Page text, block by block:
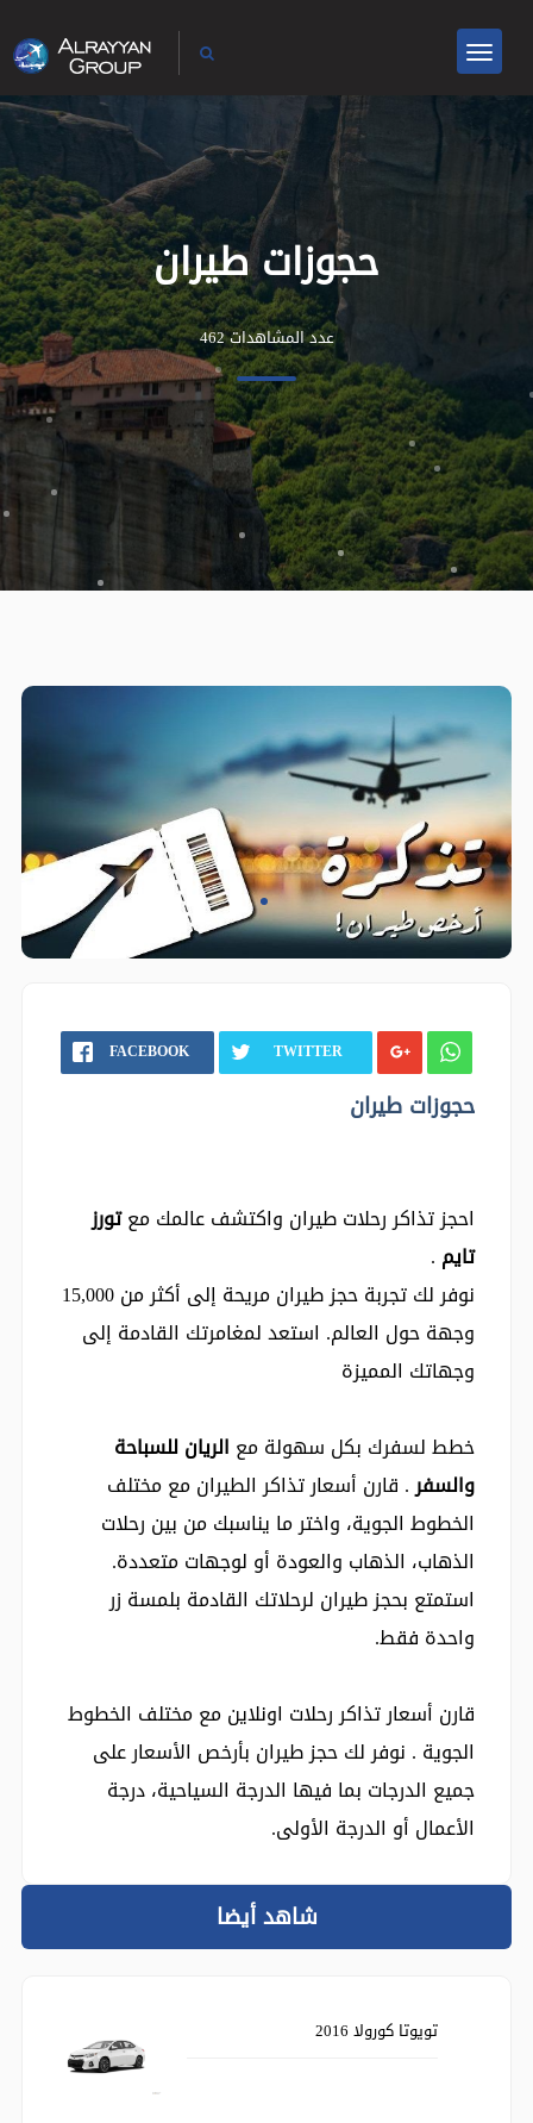
حجوزات طيران
عدد المشاهدات 462
FACEBOOK TWITTER
حجوزات طيران
احجز تذاكر رحلات طيران واكتشف عالمك معتورز
تايم .
نوفر لك تجربة حجز طيران مريحة إلى أكثر من 15,000
وجهة حول العالم. استعد لمغامرتك القادمة إلى
وجهاتك المميزة
خطط لسفرك بكل سهولة مع الريان للسباحة
والسفر. قارن أسعار تذاكر الطيران مع مختلف
الخطوط الجوية، واختر ما يناسبك من بين رحلات
الذهاب، الذهاب والعودة أو لوجهات متعددة.
استمتع بحجز طيران لرحلاتك القادمة بلمسة زر
واحدة فقط.
قارن أسعار تذاكر رحلات اونلاين مع مختلف الخطوط
الجوية . نوفر لك حجز طيران بأرخص الأسعار على
جميع الدرجات بما فيها الدرجة السياحية، درجة
الأعمال أو الدرجة الأولى.
شاهد أيضا
تويوتا كورولا 2016